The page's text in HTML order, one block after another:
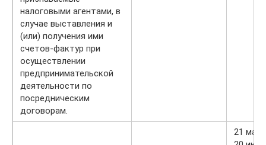
налоговыми агентами, в
случае выставления и
(или) получения ими
счетов-фактур при
осуществлении
предпринимательской
деятельности по
посредническим
договорам.
21 мая